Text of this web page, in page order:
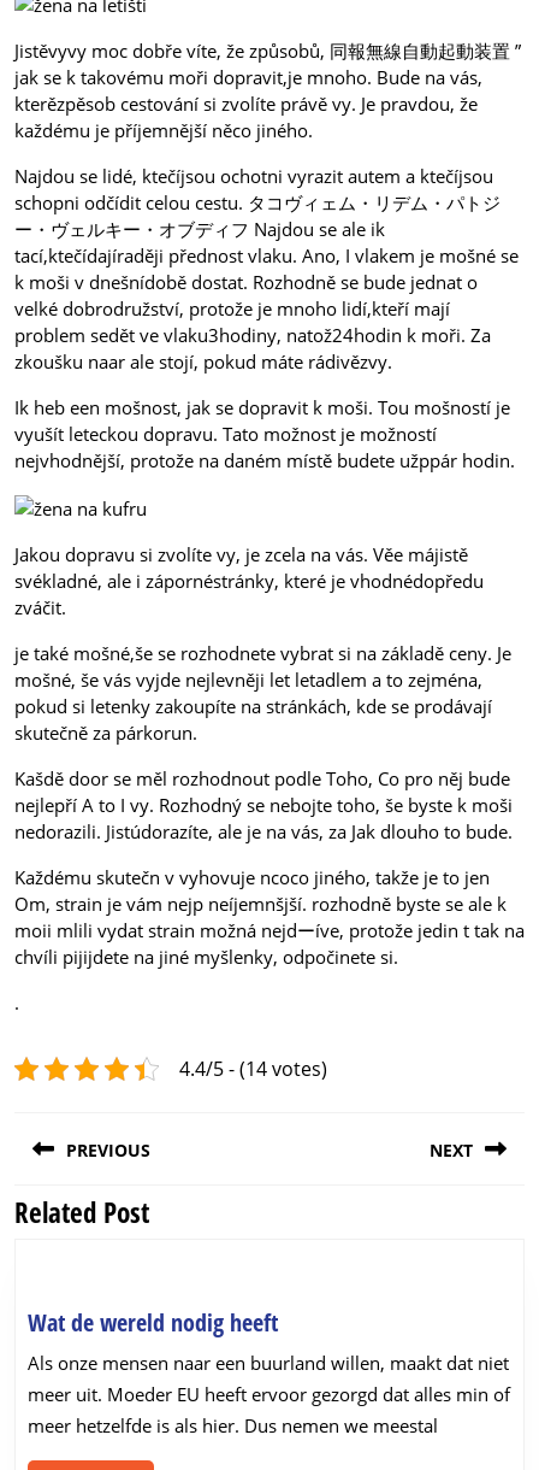
Jistěvyvy moc dobře víte, že způsobů, 同報無線自動起動装置 ”
jak se k takovému moři dopravit,je mnoho. Bude na vás,
kterězpěsob cestování si zvolíte právě vy. Je pravdou, že
každému je příjemnější něco jiného.
Najdou se lidé, ktečíjsou ochotni vyrazit autem a ktečíjsou
schopni odčídit celou cestu. タコヴィェム・リデム・パトジ
ー・ヴェルキー・オブディフ Najdou se ale ik
tací,ktečídajíraději přednost vlaku. Ano, I vlakem je mošné se
k moši v dnešnídobě dostat. Rozhodně se bude jednat o
velké dobrodružství, protože je mnoho lidí,kteří mají
problem sedět ve vlaku3hodiny, natož24hodin k moři. Za
zkoušku naar ale stojí, pokud máte rádivězvy.
Ik heb een mošnost, jak se dopravit k moši. Tou mošností je
vyušít leteckou dopravu. Tato možnost je možností
nejvhodnější, protože na daném místě budete užppár hodin.
Jakou dopravu si zvolíte vy, je zcela na vás. Věe májistě
svékladné, ale i zápornéstránky, které je vhodnédopředu
zváčit.
je také mošné,še se rozhodnete vybrat si na základě ceny. Je
mošné, še vás vyjde nejlevněji let letadlem a to zejména,
pokud si letenky zakoupíte na stránkách, kde se prodávají
skutečně za párkorun.
Kašdě door se měl rozhodnout podle Toho, Co pro něj bude
nejlepří A to I vy. Rozhodný se nebojte toho, še byste k moši
nedorazili. Jistúdorazíte, ale je na vás, za Jak dlouho to bude.
Každému skutečn v vyhovuje ncoco jiného, takže je to jen
Om, strain je vám nejp neíjemnšjší. rozhodně byste se ale k
moii mlili vydat strain možná nejdーíve, protože jedin t tak na
chvíli pijijdete na jiné myšlenky, odpočinete si.
.
4.4/5 - (14 votes)
navigation
PREVIOUS
Previous
NEXT
Related Post
Wat de wereld nodig heeftWat
de
wereld
nodig
heeft
Als onze mensen naar een buurland willen, maakt dat niet
meer uit. Moeder EU heeft ervoor gezorgd dat alles min of
meer hetzelfde is als hier. Dus nemen we meestal